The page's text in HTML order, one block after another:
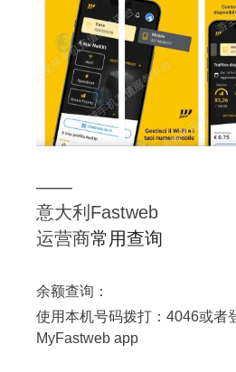
——
意大利Fastweb
运营商常用查询
余额查询：
使用本机号码拨打：4046或者
MyFastweb app